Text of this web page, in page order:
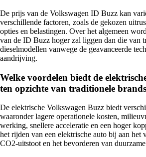
De prijs van de Volkswagen ID Buzz kan
verschillende factoren, zoals de gekozen
opties en belastingen. Over het algemeen
van de ID Buzz hoger zal liggen dan die van
dieselmodellen vanwege de geavanceerde
aandrijving.
Welke voordelen biedt de
ten opzichte van traditionele
De elektrische Volkswagen Buzz biedt
waaronder lagere operationele kosten,
werking, snellere acceleratie en een hoger
het rijden van een elektrische auto bij aan het
CO2-uitstoot en het bevorderen van